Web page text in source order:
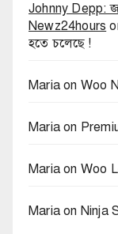
Johnny Depp:
Newz24hours
হতে চলেছে !
Maria on Woo
Maria on
Maria on Woo
Maria on Ninja